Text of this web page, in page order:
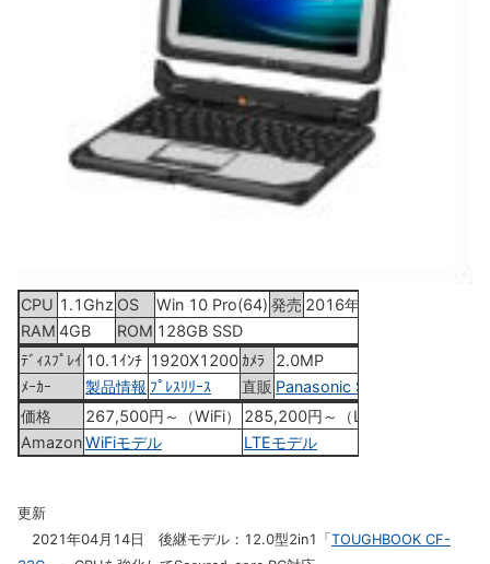
CPU 1.1Ghz OS Win 10 Pro(64) 発売 2016年3月下旬
RAM 4GB ROM 128GB SSD
ﾃﾞｨｽﾌﾟﾚｲ 10.1ｲﾝﾁ 1920X1200 ｶﾒﾗ
2.0MP
ﾒｰｶｰ
製品情報 ﾌﾟﾚｽﾘﾘｰｽ 直販 Panasonic Store
価格
267,500円～（WiFi）
285,200円～（LTE）
AmazonWiFiモデル LTEモデル
更新
2021年04月14日 後継モデル：12.0型2in1「 TOUGHBOOK CF-